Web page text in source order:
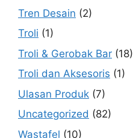
Tren Desain (2)
Troli (1)
Troli & Gerobak Bar (18)
Troli dan Aksesoris (1)
Ulasan Produk (7)
Uncategorized (82)
Wastafel (10)